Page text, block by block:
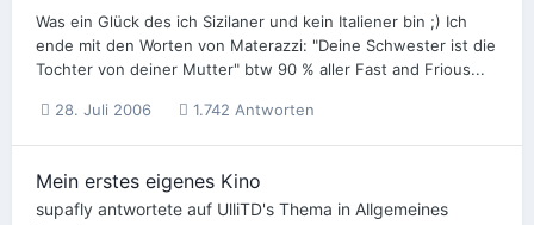
Was ein Glück des ich Sizilaner und kein Italiener bin ;) Ich
ende mit den Worten von Materazzi: "Deine Schwester ist die
Tochter von deiner Mutter" btw 90 % aller Fast and Frious...
28. Juli 2006 1.742 Antworten
Mein erstes eigenes Kino
supafly antwortete auf UlliTD's Thema in Allgemeines